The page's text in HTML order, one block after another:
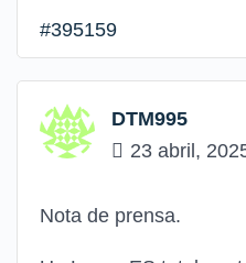
#395159
DTM995
23 abril,
Nota de prensa.